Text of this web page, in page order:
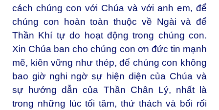
cách chúng con với Chúa và với anh em, để
chúng con hoàn toàn thuộc về Ngài và để
Thần Khí tự do hoạt động trong chúng con.
Xin Chúa ban cho chúng con ơn đức tin mạnh
mẽ, kiên vững như thép, để chúng con không
bao giờ nghi ngờ sự hiện diện của Chúa và
sự hướng dẫn của Thần Chân Lý, nhất là
trong những lúc tối tăm, thử thách và bối rối